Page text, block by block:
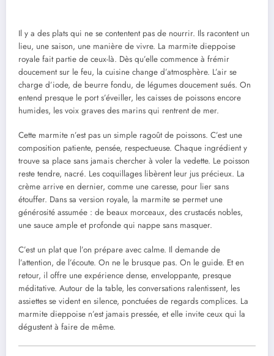
Il y a des plats qui ne se contentent pas de nourrir. Ils racontent un
lieu, une saison, une manière de vivre. La marmite dieppoise
royale fait partie de ceux-là. Dès qu’elle commence à frémir
doucement sur le feu, la cuisine change d’atmosphère. L’air se
charge d’iode, de beurre fondu, de légumes doucement sués. On
entend presque le port s’éveiller, les caisses de poissons encore
humides, les voix graves des marins qui rentrent de mer.
Cette marmite n’est pas un simple ragoût de poissons. C’est une
composition patiente, pensée, respectueuse. Chaque ingrédient y
trouve sa place sans jamais chercher à voler la vedette. Le poisson
reste tendre, nacré. Les coquillages libèrent leur jus précieux. La
crème arrive en dernier, comme une caresse, pour lier sans
étouffer. Dans sa version royale, la marmite se permet une
générosité assumée : de beaux morceaux, des crustacés nobles,
une sauce ample et profonde qui nappe sans masquer.
C’est un plat que l’on prépare avec calme. Il demande de
l’attention, de l’écoute. On ne le brusque pas. On le guide. Et en
retour, il offre une expérience dense, enveloppante, presque
méditative. Autour de la table, les conversations ralentissent, les
assiettes se vident en silence, ponctuées de regards complices. La
marmite dieppoise n’est jamais pressée, et elle invite ceux qui la
dégustent à faire de même.